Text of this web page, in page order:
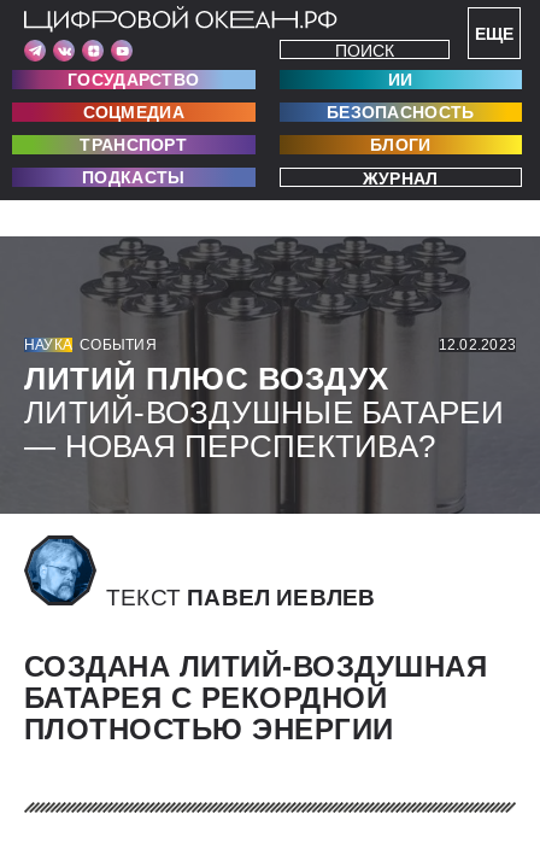
ЕЩЕ
ПОИСК
ГОСУДАРСТВО
ИИ
СОЦМЕДИА
БЕЗОПАСНОСТЬ
ТРАНСПОРТ
БЛОГИ
ПОДКАСТЫ
ЖУРНАЛ
НАУКА СОБЫТИЯ 12.02.2023
ЛИТИЙ ПЛЮС ВОЗДУХ
ЛИТИЙ-ВОЗДУШНЫЕ БАТАРЕИ
— НОВАЯ ПЕРСПЕКТИВА?
ТЕКСТ ПАВЕЛ ИЕВЛЕВ
СОЗДАНА ЛИТИЙ-ВОЗДУШНАЯ
БАТАРЕЯ С РЕКОРДНОЙ
ПЛОТНОСТЬЮ ЭНЕРГИИ